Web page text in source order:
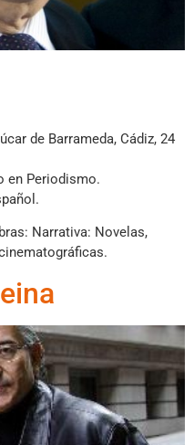
de Barrameda, Cádiz, 24
en Periodismo.
Narrativa: Novelas,